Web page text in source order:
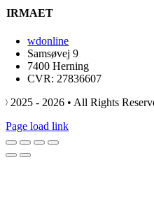
FIRMAET
wdonline
Samsøvej 9
7400 Herning
CVR: 27836607
© 2025 - 2026 • All Rights
Page load link